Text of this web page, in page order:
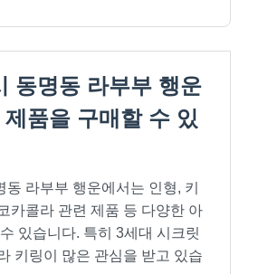
동명동 라부부 행운
품을 구매할 수 있
동 라부부 행운에서는 인형, 키
카콜라 관련 제품 등 다양한 아
있습니다. 특히 3세대 시크릿
키링이 많은 관심을 받고 있습